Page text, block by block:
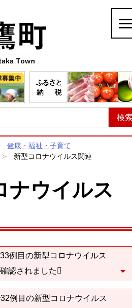
健康・福祉・子育て
新型コロナウイルス関連
ナウイルス
例目の新型コロナウイルス
認されました
例目の新型コロナウイルス